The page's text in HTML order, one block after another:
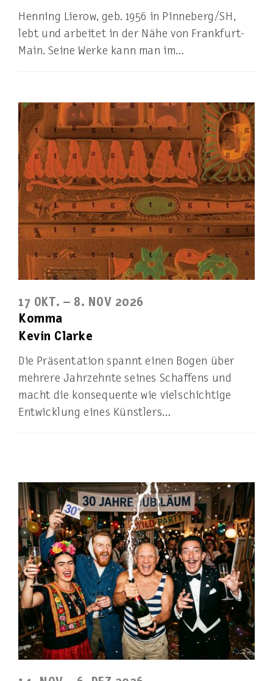
Henning Lierow, geb. 1956 in Pinneberg/SH,
lebt und arbeitet in der Nähe von Frankfurt-
Main. Seine Werke kann man im…
17 OKT. – 8. NOV 2026
Komma
Kevin Clarke
Die Präsentation spannt einen Bogen über
mehrere Jahrzehnte seines Schaffens und
macht die konsequente wie vielschichtige
Entwicklung eines Künstlers…